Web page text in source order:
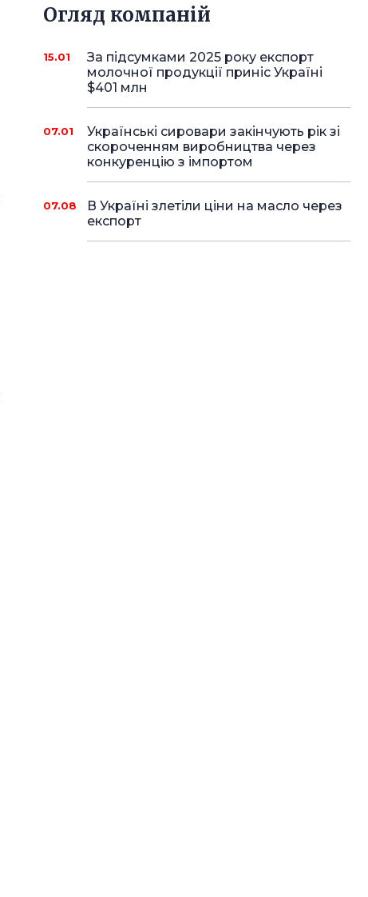
Огляд компаній
15.01
За підсумками 2025 року експорт
молочної продукції приніс Україні
$401 млн
07.01
Українські сировари закінчують рік зі
скороченням виробництва через
конкуренцію з імпортом
07.08
В Україні злетіли ціни на масло через
експорт